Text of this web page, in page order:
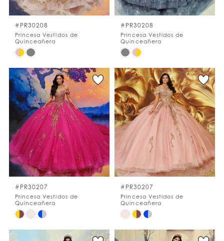
#PR30208
Princesa Vestidos de
Quinceañera
Skip
List
#561af706dd
to
end
#PR30208
Princesa Vestidos de
Quinceañera
Skip
List
#0cb13f2107
to
end
#PR30207
Princesa Vestidos de
Quinceañera
Skip
#PR30207
Princesa Vestidos de
Quinceañera
Skip